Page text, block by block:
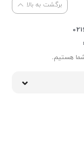
برگشت به بالا